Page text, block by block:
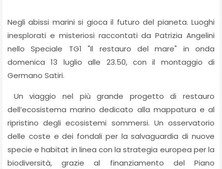
Negli abissi marini si gioca il futuro del pianeta. Luoghi
inesplorati e misteriosi raccontati da Patrizia Angelini
nello Speciale TG1 "Il restauro del mare" in onda
domenica 13 luglio alle 23.50, con il montaggio di
Germano Satiri.
Un viaggio nel più grande progetto di restauro
dell’ecosistema marino dedicato alla mappatura e al
ripristino degli ecosistemi sommersi. Un osservatorio
delle coste e dei fondali per la salvaguardia di nuove
specie e habitat in linea con la strategia europea per la
biodiversità, grazie al finanziamento del Piano